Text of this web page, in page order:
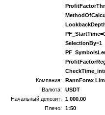
SelectionBy=1
Компания:
RannForex
Валюта:
USDT
Начальный депозит:
1 000.00
Плечо:
1:50